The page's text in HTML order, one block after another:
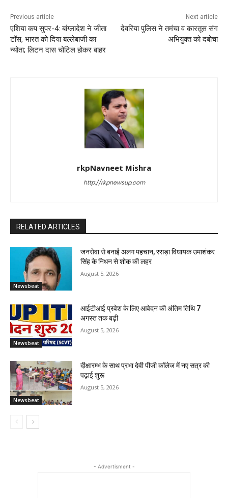
k
Previous article
एशिया कप सुपर-4: बांग्लादेश ने जीता
टॉस, भारत को दिया बल्लेबाजी का
न्योता; लिटन दास चोटिल होकर बाहर
Next article
देवरिया पुलिस ने तमंचा व कारतूस संग
अभियुक्त को दबोचा
rkpNavneet Mishra
http://rkpnewsup.com
RELATED ARTICLES
Newsbeat
जनसेवा से बनाई अलग पहचान, रसड़ा विधायक उमाशंकर
सिंह के निधन से शोक की लहर
August 5, 2026
Newsbeat
आईटीआई प्रवेश के लिए आवेदन की अंतिम तिथि 7
अगस्त तक बढ़ी
August 5, 2026
Newsbeat
दीक्षारम्भ के साथ प्रभा देवी पीजी कॉलेज में नए सत्र की
पढ़ाई शुरू
August 5, 2026
- Advertisment -